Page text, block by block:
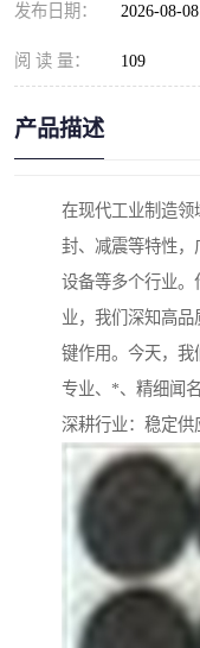
发布日期： 2026-08-08
阅 读 量： 109
产品描述
在现代工业制造领
封、减震等特性，
设备等多个行业。
业，我们深知高
键作用。今天，
专业、*、精细闻
深耕行业：稳定供